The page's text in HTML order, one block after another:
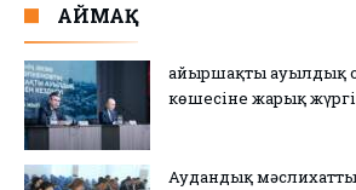
АЙМАҚ
Қайыршақты ауылдық
көшесіне жарық
Аудандық